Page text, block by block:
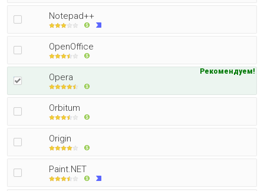
Notepad++
OpenOffice
Opera
Рекомендуем!
Orbitum
Origin
Paint.NET